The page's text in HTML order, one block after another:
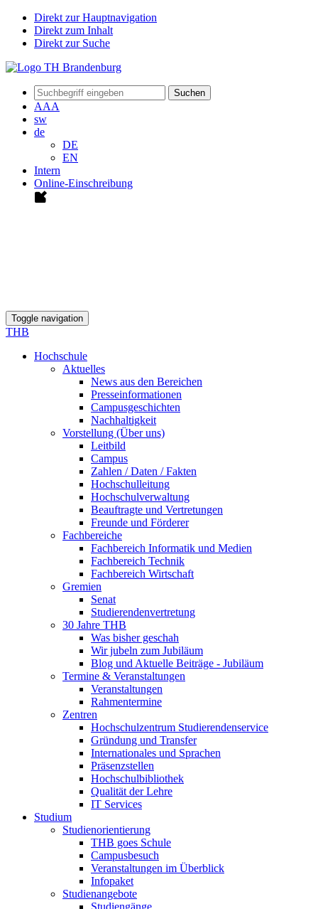
Direkt zur Hauptnavigation
Direkt zum Inhalt
Direkt zur Suche
Suchen
AAA
sw
de
DE
EN
Intern
Online-Einschreibung
Toggle navigation
THB
Hochschule
Aktuelles
News aus den Bereichen
Presseinformationen
Campusgeschichten
Nachhaltigkeit
Vorstellung (Über uns)
Leitbild
Campus
Zahlen / Daten / Fakten
Hochschulleitung
Hochschulverwaltung
Beauftragte und Vertretungen
Freunde und Förderer
Fachbereiche
Fachbereich Informatik und Medien
Fachbereich Technik
Fachbereich Wirtschaft
Gremien
Senat
Studierendenvertretung
30 Jahre THB
Was bisher geschah
Wir jubeln zum Jubiläum
Blog und Aktuelle Beiträge - Jubiläum
Termine & Veranstaltungen
Veranstaltungen
Rahmentermine
Zentren
Hochschulzentrum Studierendenservice
Gründung und Transfer
Internationales und Sprachen
Präsenzstellen
Hochschulbibliothek
Qualität der Lehre
IT Services
Studium
Studienorientierung
THB goes Schule
Campusbesuch
Veranstaltungen im Überblick
Infopaket
Studienangebote
Studiengänge